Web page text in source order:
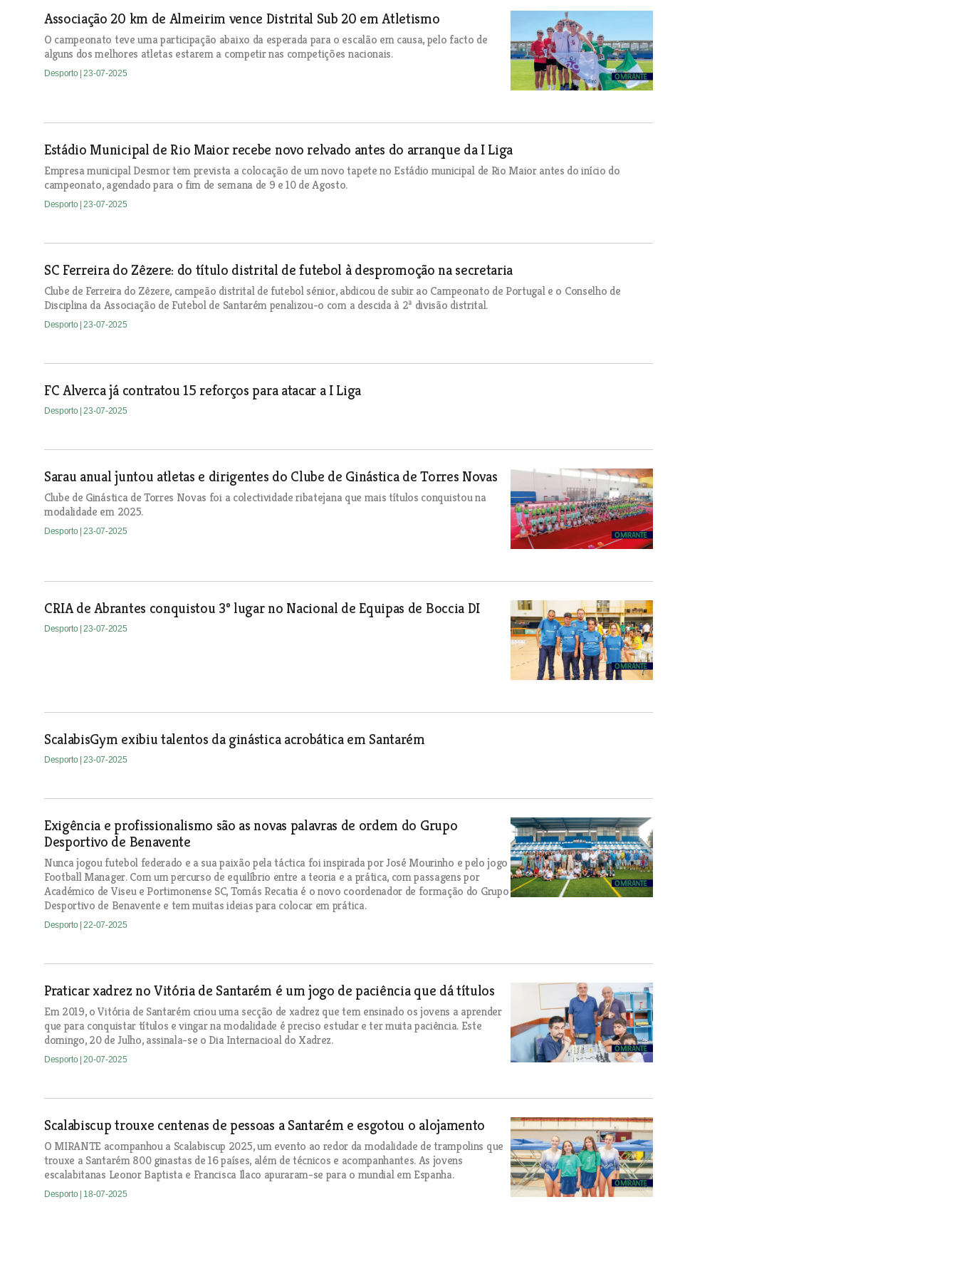
Associação 20 km de Almeirim vence Distrital Sub 20 em Atletismo
O campeonato teve uma participação abaixo da esperada para o escalão em causa, pelo facto de
alguns dos melhores atletas estarem a competir nas competições nacionais.
Desporto | 23-07-2025
Estádio Municipal de Rio Maior recebe novo relvado antes do arranque da I Liga
Empresa municipal Desmor tem prevista a colocação de um novo tapete no Estádio municipal de Rio Maior antes do início do
campeonato, agendado para o fim de semana de 9 e 10 de Agosto.
Desporto | 23-07-2025
SC Ferreira do Zêzere: do título distrital de futebol à despromoção na secretaria
Clube de Ferreira do Zêzere, campeão distrital de futebol sénior, abdicou de subir ao Campeonato de Portugal e o Conselho de
Disciplina da Associação de Futebol de Santarém penalizou-o com a descida à 2ª divisão distrital.
Desporto | 23-07-2025
FC Alverca já contratou 15 reforços para atacar a I Liga
Desporto | 23-07-2025
Sarau anual juntou atletas e dirigentes do Clube de Ginástica de Torres Novas
Clube de Ginástica de Torres Novas foi a colectividade ribatejana que mais títulos conquistou na
modalidade em 2025.
Desporto | 23-07-2025
CRIA de Abrantes conquistou 3º lugar no Nacional de Equipas de Boccia DI
Desporto | 23-07-2025
ScalabisGym exibiu talentos da ginástica acrobática em Santarém
Desporto | 23-07-2025
Exigência e profissionalismo são as novas palavras de ordem do Grupo
Desportivo de Benavente
Nunca jogou futebol federado e a sua paixão pela táctica foi inspirada por José Mourinho e pelo jogo
Football Manager. Com um percurso de equilíbrio entre a teoria e a prática, com passagens por
Académico de Viseu e Portimonense SC, Tomás Recatia é o novo coordenador de formação do Grupo
Desportivo de Benavente e tem muitas ideias para colocar em prática.
Desporto | 22-07-2025
Praticar xadrez no Vitória de Santarém é um jogo de paciência que dá títulos
Em 2019, o Vitória de Santarém criou uma secção de xadrez que tem ensinado os jovens a aprender
que para conquistar títulos e vingar na modalidade é preciso estudar e ter muita paciência. Este
domingo, 20 de Julho, assinala-se o Dia Internacioal do Xadrez.
Desporto | 20-07-2025
Scalabiscup trouxe centenas de pessoas a Santarém e esgotou o alojamento
O MIRANTE acompanhou a Scalabiscup 2025, um evento ao redor da modalidade de trampolins que
trouxe a Santarém 800 ginastas de 16 países, além de técnicos e acompanhantes. As jovens
escalabitanas Leonor Baptista e Francisca Ilaco apuraram-se para o mundial em Espanha.
Desporto | 18-07-2025